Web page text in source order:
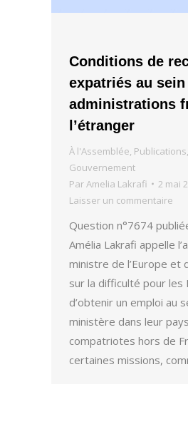
Conditions de
expatriés au sein
administrations
l’étranger
À l'Assemblée, Publications,
Gouvernement
ParAmelia Lakrafi
2 mai
Laisser un commentaire
Question n°7674
Amélia Lakrafi appelle
ministre de l’Europe
sur la difficulté pour les
d’obtenir un emploi au
ministère dans leur
compatriotes hors de
certaines missions,